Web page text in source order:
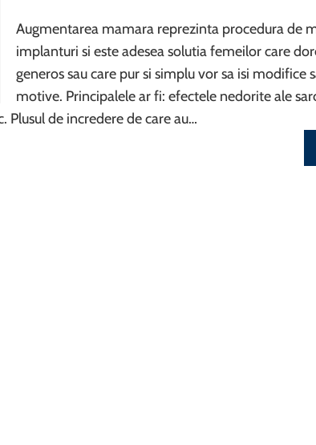
Augmentarea mamara reprezinta procedura de
implanturi si este adesea solutia femeilor care
generos sau care pur si simplu vor sa isi modifice
motive. Principalele ar fi: efectele nedorite ale
de incredere de care au…